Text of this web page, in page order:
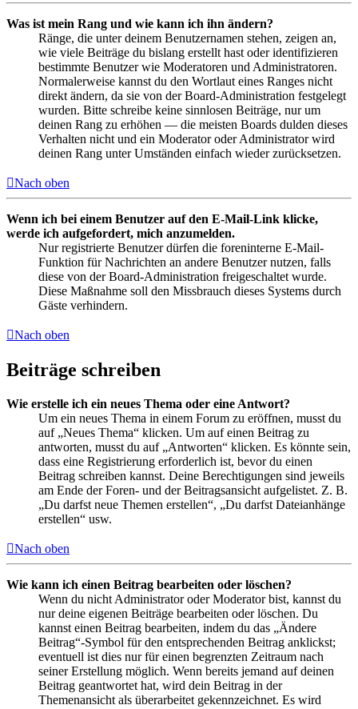
Was ist mein Rang und wie kann ich ihn ändern?
Ränge, die unter deinem Benutzernamen stehen, zeigen an,
wie viele Beiträge du bislang erstellt hast oder identifizieren
bestimmte Benutzer wie Moderatoren und Administratoren.
Normalerweise kannst du den Wortlaut eines Ranges nicht
direkt ändern, da sie von der Board-Administration festgelegt
wurden. Bitte schreibe keine sinnlosen Beiträge, nur um
deinen Rang zu erhöhen — die meisten Boards dulden dieses
Verhalten nicht und ein Moderator oder Administrator wird
deinen Rang unter Umständen einfach wieder zurücksetzen.
Nach oben
Wenn ich bei einem Benutzer auf den E-Mail-Link klicke,
werde ich aufgefordert, mich anzumelden.
Nur registrierte Benutzer dürfen die foreninterne E-Mail-
Funktion für Nachrichten an andere Benutzer nutzen, falls
diese von der Board-Administration freigeschaltet wurde.
Diese Maßnahme soll den Missbrauch dieses Systems durch
Gäste verhindern.
Nach oben
Beiträge schreiben
Wie erstelle ich ein neues Thema oder eine Antwort?
Um ein neues Thema in einem Forum zu eröffnen, musst du
auf „Neues Thema“ klicken. Um auf einen Beitrag zu
antworten, musst du auf „Antworten“ klicken. Es könnte sein,
dass eine Registrierung erforderlich ist, bevor du einen
Beitrag schreiben kannst. Deine Berechtigungen sind jeweils
am Ende der Foren- und der Beitragsansicht aufgelistet. Z. B.
„Du darfst neue Themen erstellen“, „Du darfst Dateianhänge
erstellen“ usw.
Nach oben
Wie kann ich einen Beitrag bearbeiten oder löschen?
Wenn du nicht Administrator oder Moderator bist, kannst du
nur deine eigenen Beiträge bearbeiten oder löschen. Du
kannst einen Beitrag bearbeiten, indem du das „Ändere
Beitrag“-Symbol für den entsprechenden Beitrag anklickst;
eventuell ist dies nur für einen begrenzten Zeitraum nach
seiner Erstellung möglich. Wenn bereits jemand auf deinen
Beitrag geantwortet hat, wird dein Beitrag in der
Themenansicht als überarbeitet gekennzeichnet. Es wird